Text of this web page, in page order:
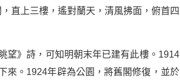
直上三樓，遙對蘭天，清風拂面，俯首四
望》詩，可知明朝末年已建有此樓。1914
來。1924年辟為公園，將舊閣修復，並於